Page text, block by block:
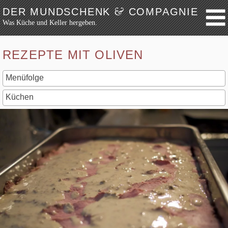
DER MUNDSCHENK&COMPAGNIE
Was Küche und Keller hergeben.
Weiter zum Inhalt
Festmahl
Küche
Keller
Lokalbesuch
Hortikultur
Werkzeug
Bibliothek
Schaustücke
Potpourri
Rezepte
REZEPTE MIT OLIVEN